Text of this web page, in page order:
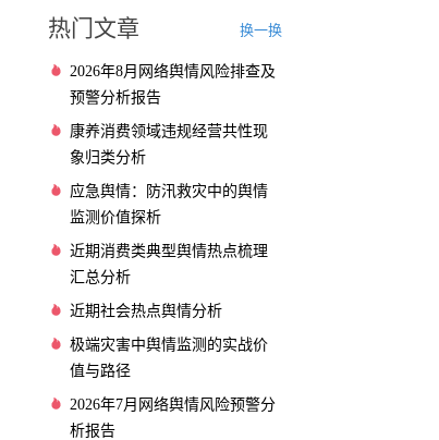
热门文章 换一换
2026年8月网络舆情风险排查及
预警分析报告
康养消费领域违规经营共性现
象归类分析
应急舆情：防汛救灾中的舆情
监测价值探析
近期消费类典型舆情热点梳理
汇总分析
近期社会热点舆情分析
极端灾害中舆情监测的实战价
值与路径
2026年7月网络舆情风险预警分
析报告